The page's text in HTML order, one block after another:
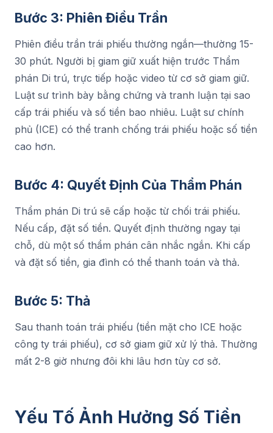
Bước 3: Phiên Điều Trần
Phiên điều trần trái phiếu thường ngắn—thường 15-
30 phút. Người bị giam giữ xuất hiện trước Thẩm
phán Di trú, trực tiếp hoặc video từ cơ sở giam giữ.
Luật sư trình bày bằng chứng và tranh luận tại sao
cấp trái phiếu và số tiền bao nhiêu. Luật sư chính
phủ (ICE) có thể tranh chống trái phiếu hoặc số tiền
cao hơn.
Bước 4: Quyết Định Của Thẩm Phán
Thẩm phán Di trú sẽ cấp hoặc từ chối trái phiếu.
Nếu cấp, đặt số tiền. Quyết định thường ngay tại
chỗ, dù một số thẩm phán cân nhắc ngắn. Khi cấp
và đặt số tiền, gia đình có thể thanh toán và thả.
Bước 5: Thả
Sau thanh toán trái phiếu (tiền mặt cho ICE hoặc
công ty trái phiếu), cơ sở giam giữ xử lý thả. Thường
mất 2-8 giờ nhưng đôi khi lâu hơn tùy cơ sở.
Yếu Tố Ảnh Hưởng Số Tiền